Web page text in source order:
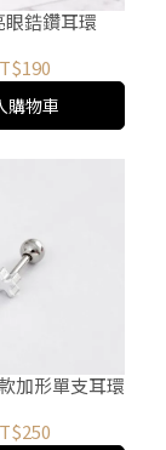
鋯鑽耳環
購物車
加形單支耳環